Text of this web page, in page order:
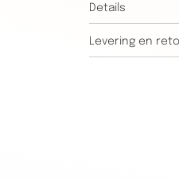
Details
Levering en